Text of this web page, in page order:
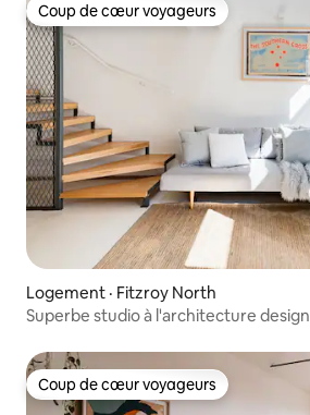
Coup de cœur voyageurs
Coup de cœur voyageurs
Logement · Fitzroy North
Superbe studio à l'architecture design
Coup de cœur voyageurs
Coup de cœur voyageurs